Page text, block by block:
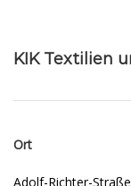
KIK Textilien
Ort
Adolf-Richter-